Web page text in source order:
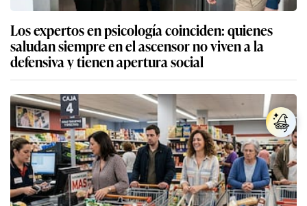
Los expertos en psicología coinciden: quienes
saludan siempre en el ascensor no viven a la
defensiva y tienen apertura social